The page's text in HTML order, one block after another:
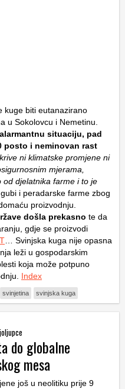
kuge biti eutanazirano
u Sokolovcu i Nemetinu.
alarmantnu situaciju, pad
posto i neminovan rast
ni klimatske promjene ni
mjerama,
djelatnika farme i to je
i peradarske farme zbog
proizvodnju.
došla prekasno te da
gdje se proizvodi
… Svinjska kuga nije opasna
leži u gospodarskim
koja može potpuno
Index
svinjetina svinjska kuga
do globalne
mesa
još u neolitiku prije 9